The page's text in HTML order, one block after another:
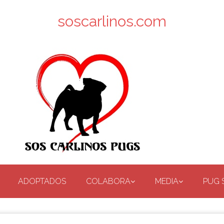
soscarlinos.com
ADOPTADOS COLABORA MEDIA PUG